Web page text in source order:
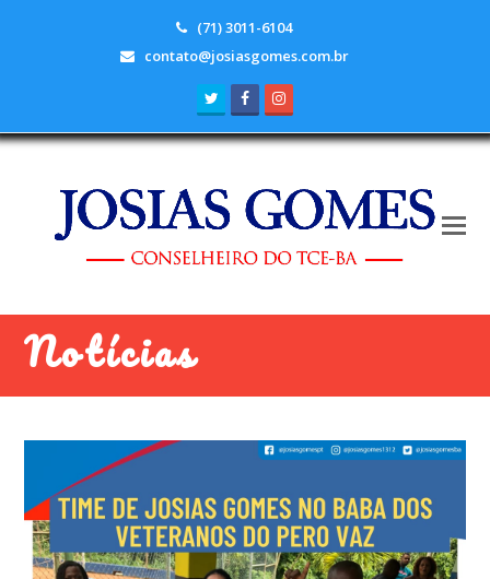
(71) 3011-6104
contato@josiasgomes.com.br
TwitterFacebook
Notícias